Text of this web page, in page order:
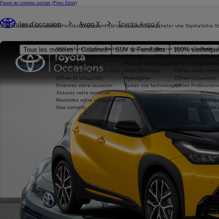
Passer au contenu suivant (Press Enter)
Véhicules neufs
Tous les modèles Citadines SUV & Familiales 100%
Nouvelle Aygo X
HYBRIDE
Véhicules d'occasion
Nos voitures d'occasion
Avantages Toyota Occasions
Réservez en ligne
Livraison près de chez vous
Offres et actualités
Financez votre occasion
Assurez votre occasion
Revendez votre véhicule cash
Nos conseils
Hybride et électrique
Toutes les motorisations
Hybride
Hybride Rechargeable
100% Électrique
Hydrogène
Toutes nos technologies
Acheter une Toyota
Reprise de votre voiture
Offres du moment
Offres Après-
Offres Occasions
Offres
Votre
Toyota
Offres
Ma vie
Véhicules d'occasion Aygo X Toyota Aygo X